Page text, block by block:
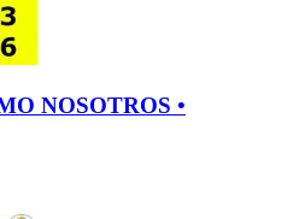
NOSOTROS •